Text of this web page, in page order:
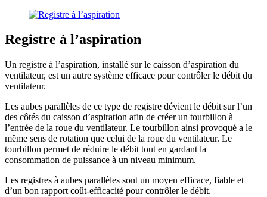
Registre à l’aspiration
Un registre à l’aspiration, installé sur le caisson d’aspiration du
ventilateur, est un autre système efficace pour contrôler le débit du
ventilateur.
Les aubes parallèles de ce type de registre dévient le débit sur l’un
des côtés du caisson d’aspiration afin de créer un tourbillon à
l’entrée de la roue du ventilateur. Le tourbillon ainsi provoqué a le
même sens de rotation que celui de la roue du ventilateur. Le
tourbillon permet de réduire le débit tout en gardant la
consommation de puissance à un niveau minimum.
Les registres à aubes parallèles sont un moyen efficace, fiable et
d’un bon rapport coût-efficacité pour contrôler le débit.